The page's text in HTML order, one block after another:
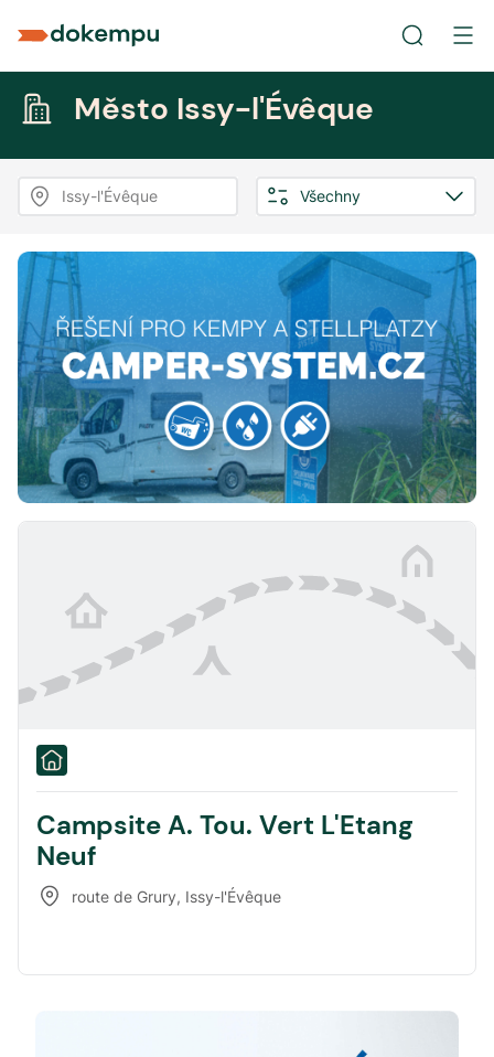
Město Issy-l'Évêque
Issy-l'Évêque Všechny
Campsite A. Tou. Vert L'Etang
Neuf
route de Grury, Issy-l'Évêque